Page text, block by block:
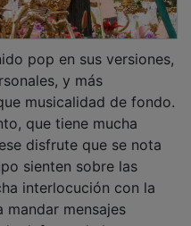
y más
musicalidad de fondo.
que tiene mucha
disfrute que se nota
sienten sobre las
interlocución con la
mandar mensajes
defensa de la